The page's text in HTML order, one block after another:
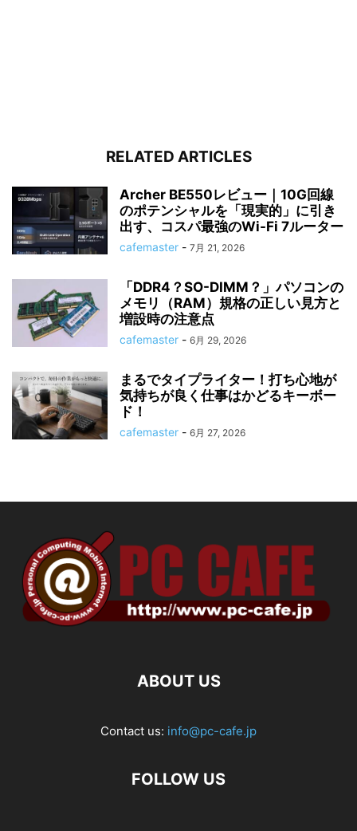
RELATED ARTICLES
Archer BE550レビュー｜10G回線
のポテンシャルを「現実的」に引き
出す、コスパ最強のWi-Fi 7ルーター
cafemaster - 7月 21, 2026
「DDR4？SO-DIMM？」パソコンの
メモリ（RAM）規格の正しい見方と
増設時の注意点
cafemaster - 6月 29, 2026
まるでタイプライター！打ち心地が
気持ちが良く仕事はかどるキーボー
ド！
cafemaster - 6月 27, 2026
ABOUT US
Contact us: info@pc-cafe.jp
FOLLOW US